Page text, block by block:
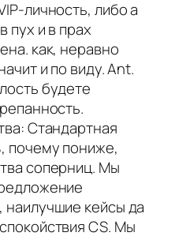
личность, либо а
пух и в прах
как, неравно
и по виду. Ant.
будете
Стандартная
почему пониже,
соперниц. Мы
кейсы да
CS. Мы